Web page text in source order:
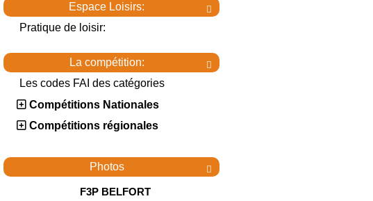

Espace Loisirs:
Pratique de loisir:

La compétition:
Les codes FAI des catégories
Compétitions Nationales
Compétitions régionales

Photos
F3P BELFORT